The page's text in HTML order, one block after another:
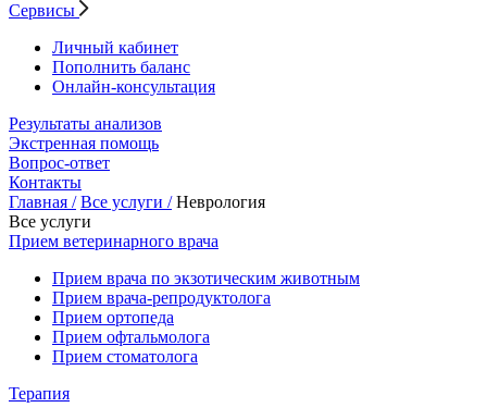
Сервисы
Личный кабинет
Пополнить баланс
Онлайн-консультация
Результаты анализов
Экстренная помощь
Вопрос-ответ
Контакты
Главная / Все услуги / Неврология
Все услуги
Прием ветеринарного врача
Прием врача по экзотическим животным
Прием врача-репродуктолога
Прием ортопеда
Прием офтальмолога
Прием стоматолога
Терапия